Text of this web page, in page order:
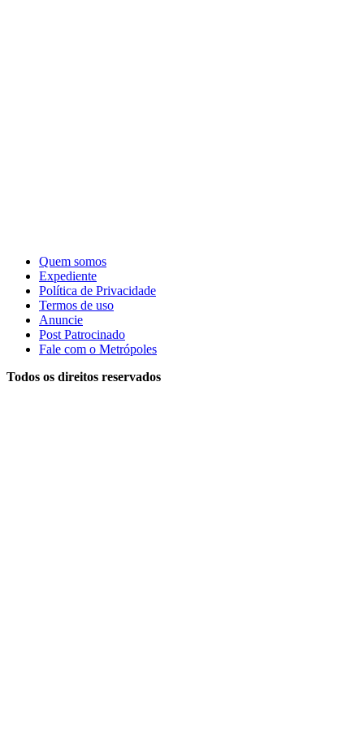
Quem somos
Expediente
Política de Privacidade
Termos de uso
Anuncie
Post Patrocinado
Fale com o Metrópoles
Todos os direitos reservados